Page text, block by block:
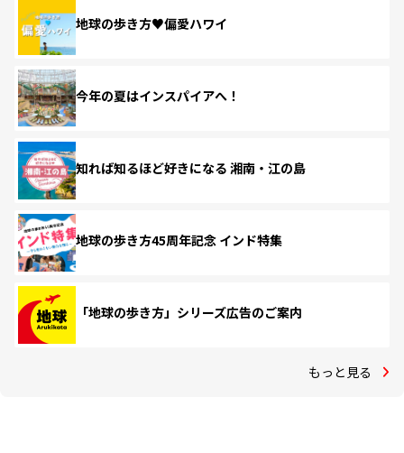
地球の歩き方♥偏愛ハワイ
今年の夏はインスパイアへ！
知れば知るほど好きになる 湘南・江の島
地球の歩き方45周年記念 インド特集
「地球の歩き方」シリーズ広告のご案内
もっと見る